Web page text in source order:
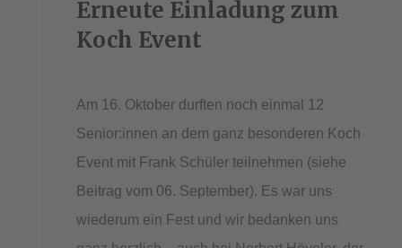
Erneute Einladung zum
Koch Event
Am 16. Oktober durften noch einmal 12
Senior:innen an dem ganz besonderen Koch
Event mit Frank Schüler teilnehmen (siehe
Beitrag vom 06. September). Es war uns
wiederum ein Fest und wir bedanken uns